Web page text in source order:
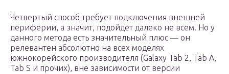
Четвертый способ требует подключения внешней
периферии, а значит, подойдет далеко не всем. Но у
данного метода есть значительный плюс — он
релевантен абсолютно на всех моделях
южнокорейского производителя (Galaxy Tab 2, Tab A,
Tab S и прочих), вне зависимости от версии